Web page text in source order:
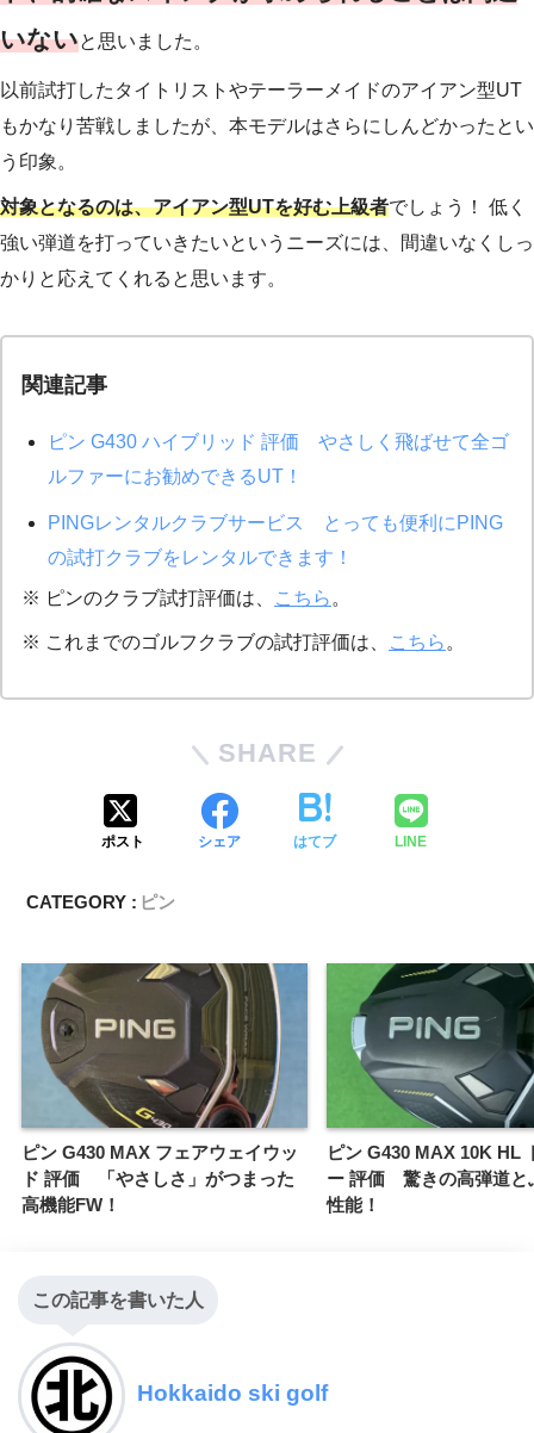
いないと思いました。
以前試打したタイトリストやテーラーメイドのアイアン型UT
もかなり苦戦しましたが、本モデルはさらにしんどかったとい
う印象。
対象となるのは、アイアン型UTを好む上級者でしょう！ 低く
強い弾道を打っていきたいというニーズには、間違いなくしっ
かりと応えてくれると思います。
関連記事
ピン G430 ハイブリッド 評価 やさしく飛ばせて全ゴ
ルファーにお勧めできるUT！
PINGレンタルクラブサービス とっても便利にPING
の試打クラブをレンタルできます！
※ ピンのクラブ試打評価は、
こちら 。
※ これまでのゴルフクラブの試打評価は、 こちら 。
SHARE
ポスト シェア はてブ LINE
CATEGORY : ピン
ピン G430 MAX フェアウェイウッ
ド 評価 「やさしさ」がつまった
高機能FW！
ピン G430 MAX 10K HL
ー 評価 驚きの高弾道と
性能！
この記事を書いた人
Hokkaido ski golf